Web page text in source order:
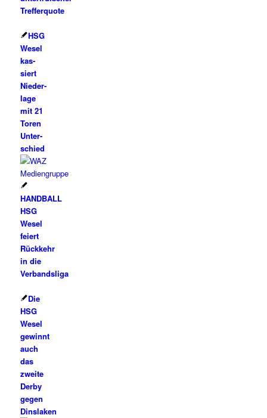
Trefferquote
HSG
We­sel
kas­
siert
Nie­der­
la­ge
mit 21
To­ren
Un­ter­
schied
HANDBALL
HSG
Wesel
feiert
Rückkehr
in die
Verbandsliga
Die
HSG
Wesel
gewinnt
auch
das
zweite
Derby
gegen
Dinslaken